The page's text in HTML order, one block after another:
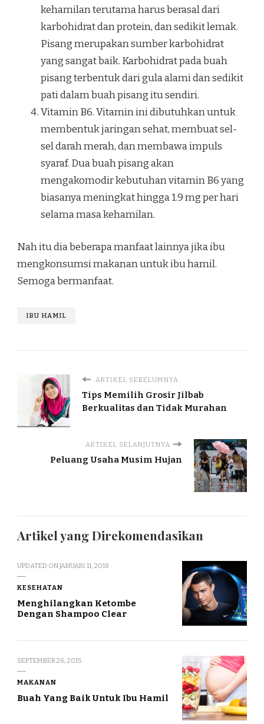
kehamilan terutama harus berasal dari
karbohidrat dan protein, dan sedikit lemak.
Pisang merupakan sumber karbohidrat
yang sangat baik. Karbohidrat pada buah
pisang terbentuk dari gula alami dan sedikit
pati dalam buah pisang itu sendiri.
Vitamin B6. Vitamin ini dibutuhkan untuk
membentuk jaringan sehat, membuat sel-
sel darah merah, dan membawa impuls
syaraf. Dua buah pisang akan
mengakomodir kebutuhan vitamin B6 yang
biasanya meningkat hingga 1.9 mg per hari
selama masa kehamilan.
Nah itu dia beberapa manfaat lainnya jika ibu
mengkonsumsi makanan untuk ibu hamil.
Semoga bermanfaat.
IBU HAMIL
ARTIKEL SEBELUMNYA
Tips Memilih Grosir Jilbab
Berkualitas dan Tidak Murahan
ARTIKEL SELANJUTNYA
Peluang Usaha Musim Hujan
Artikel yang Direkomendasikan
UPDATED ONJANUARI 11, 2018
KESEHATAN
Menghilangkan Ketombe
Dengan Shampoo Clear
SEPTEMBER 26, 2015
MAKANAN
Buah Yang Baik Untuk Ibu Hamil